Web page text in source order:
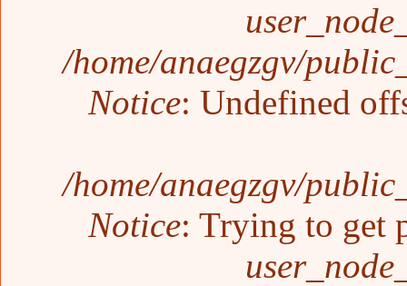
/home/anaegzgv/
Notice: Undefined
/home/anaegzgv/
Notice: Trying to get